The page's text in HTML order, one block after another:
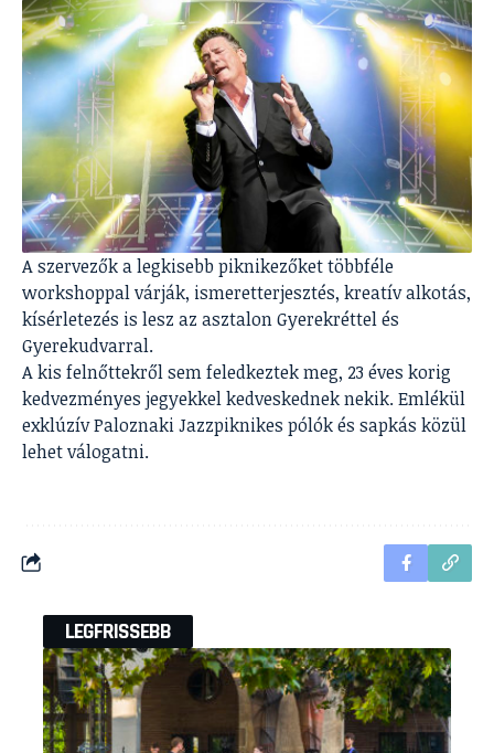
A szervezők a legkisebb piknikezőket többféle
workshoppal várják, ismeretterjesztés, kreatív alkotás,
kísérletezés is lesz az asztalon Gyerekréttel és
Gyerekudvarral.
A kis felnőttekről sem feledkeztek meg, 23 éves korig
kedvezményes jegyekkel kedveskednek nekik. Emlékül
exklúzív Paloznaki Jazzpiknikes pólók és sapkás közül
lehet válogatni.
LEGFRISSEBB